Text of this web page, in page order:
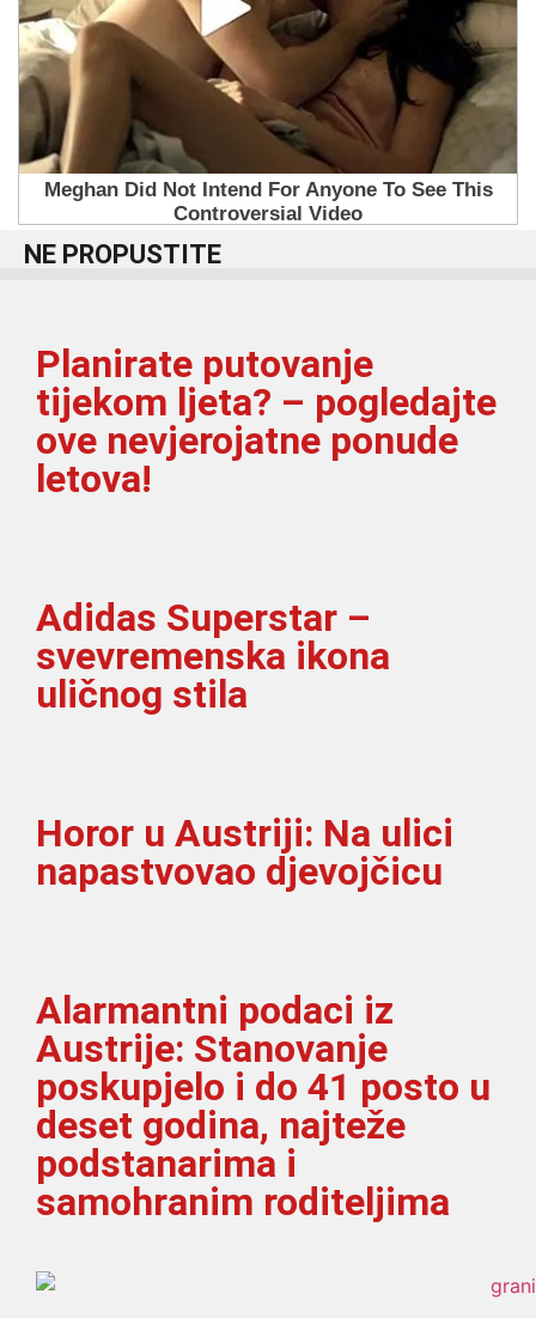
NE PROPUSTITE
Planirate putovanje
tijekom ljeta? – pogledajte
ove nevjerojatne ponude
letova!
Adidas Superstar –
svevremenska ikona
uličnog stila
Horor u Austriji: Na ulici
napastvovao djevojčicu
Alarmantni podaci iz
Austrije: Stanovanje
poskupjelo i do 41 posto u
deset godina, najteže
podstanarima i
samohranim roditeljima